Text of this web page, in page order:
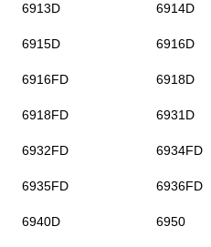
6913D 6914D
6915D 6916D
6916FD 6918D
6918FD 6931D
6932FD 6934FD
6935FD 6936FD
6940D 6950